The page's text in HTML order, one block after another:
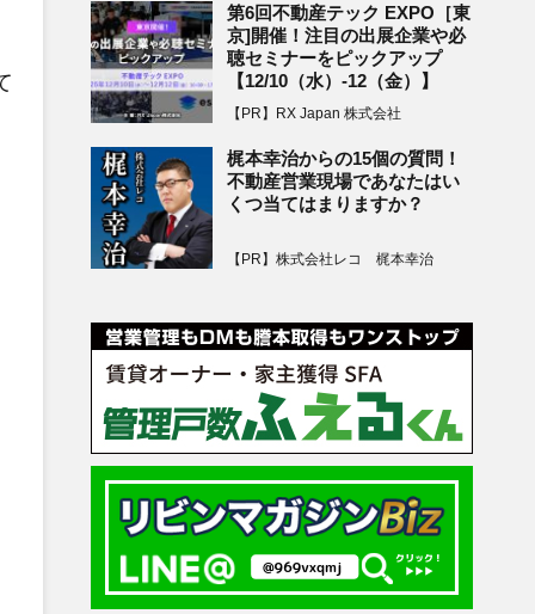
第6回不動産テック EXPO［東
京]開催！注目の出展企業や必
聴セミナーをピックアップ
【12/10（水）-12（金）】
【PR】RX Japan 株式会社
梶本幸治からの15個の質問！
不動産営業現場であなたはい
くつ当てはまりますか？
【PR】株式会社レコ 梶本幸治